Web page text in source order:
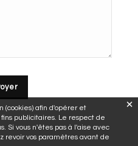
(cookies) afin d'opérer et
publicitaires. Le respect de
Si vous n'êtes pas à l'aise avec
revoir vos paramètres avant de